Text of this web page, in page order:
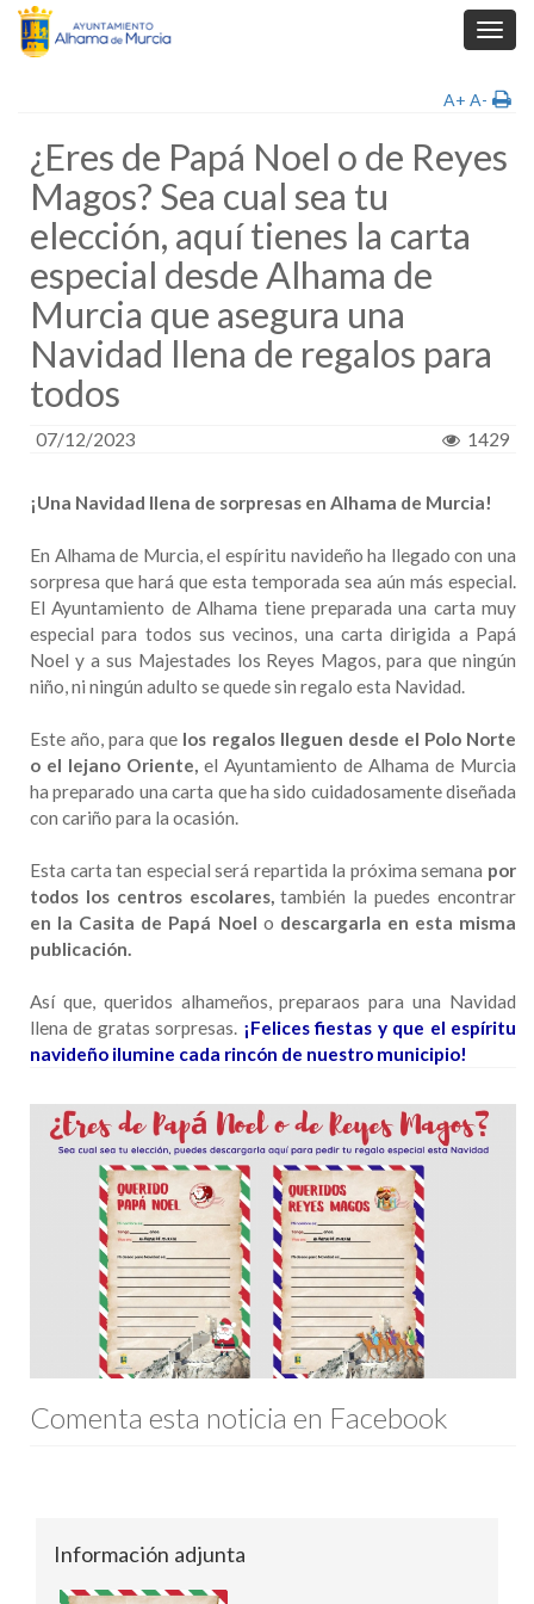
A+ A-
¿Eres de Papá Noel o de Reyes
Magos? Sea cual sea tu
elección, aquí tienes la carta
especial desde Alhama de
Murcia que asegura una
Navidad llena de regalos para
todos
07/12/2023 1429
¡Una Navidad llena de sorpresas en Alhama de Murcia!
En Alhama de Murcia, el espíritu navideño ha llegado con una
sorpresa que hará que esta temporada sea aún más especial.
El Ayuntamiento de Alhama tiene preparada una carta muy
especial para todos sus vecinos, una carta dirigida a Papá
Noel y a sus Majestades los Reyes Magos, para que ningún
niño, ni ningún adulto se quede sin regalo esta Navidad.
Este año, para que los regalos lleguen desde el Polo Norte
o el lejano Oriente, el Ayuntamiento de Alhama de Murcia
ha preparado una carta que ha sido cuidadosamente diseñada
con cariño para la ocasión.
Esta carta tan especial será repartida la próxima semana por
todos los centros escolares,también la puedes encontrar
en la Casita de Papá Noel o descargarla en esta misma
publicación.
Así que, queridos alhameños, preparaos para una Navidad
llena de gratas sorpresas. ¡Felices fiestas y que el espíritu
navideño ilumine cada rincón de nuestro municipio!
Comenta esta noticia en Facebook
Información adjunta